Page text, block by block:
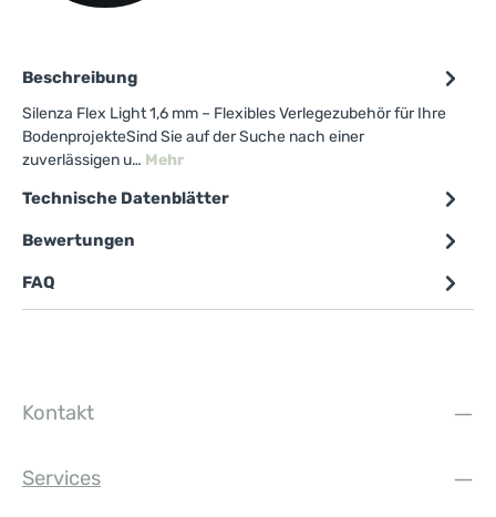
Beschreibung
Silenza Flex Light 1,6 mm – Flexibles Verlegezubehör für Ihre
BodenprojekteSind Sie auf der Suche nach einer
zuverlässigen u… Mehr
Technische Datenblätter
Bewertungen
FAQ
Kontakt
Services